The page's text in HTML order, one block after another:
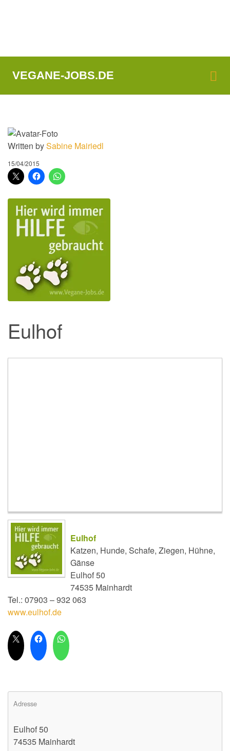
VEGANE-JOBS.DE
Written bySabine Mairiedl
15/04/2015
Eulhof
Eulhof
Katzen, Hunde, Schafe, Ziegen, Hühne,
Gänse
Eulhof 50
74535 Mainhardt
Tel.: 07903 – 932 063
www.eulhof.de
Adresse
Eulhof 50
74535 Mainhardt